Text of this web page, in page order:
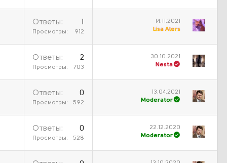
Ответы
Просмотры 912
14.11.2021
Lisa Alers
Ответы 2
Просмотры 703
30.10.2021
Nesta
Ответы 0
Просмотры 592
13.04.2021
Moderator
Ответы 0
Просмотры 528
22.12.2020
Moderator